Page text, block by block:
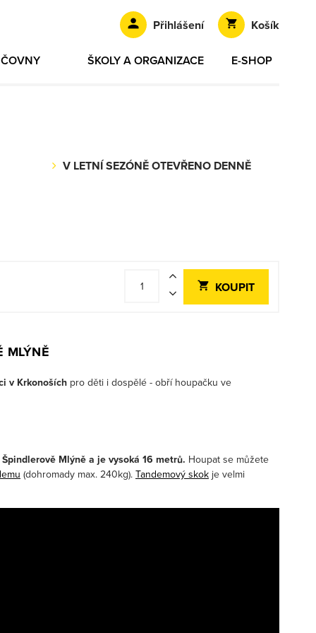
Košík
Přihlášení
ŠKOLY A ORGANIZACE E-SHOP
V LETNÍ SEZÓNĚ OTEVŘENO DENNĚ
KOUPIT
MLÝNĚ
v Krkonoších pro děti i dospělé - obří houpačku ve
Mlýně a je vysoká 16 metrů. Houpat se můžete
(dohromady max. 240kg). Tandemový skok je velmi